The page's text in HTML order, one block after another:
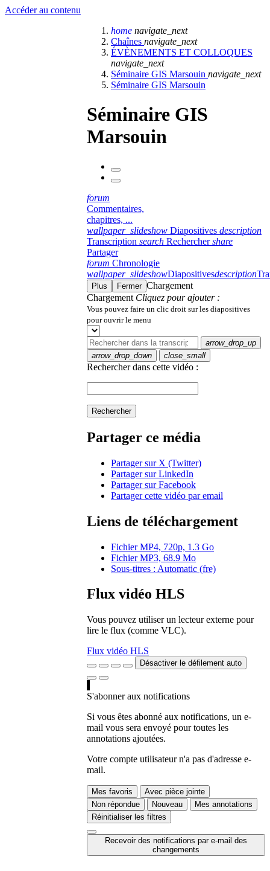
Accéder au contenu
home navigate_next
Chaînes navigate_next
ÉVÈNEMENTS ET COLLOQUES
navigate_next
Séminaire GIS Marsouin navigate_next
Séminaire GIS Marsouin
Séminaire GIS
Marsouin
forum
Commentaires,
chapitres, ...
wallpaper_slideshow Diapositives description
Transcription search Rechercher share
Partager
forum Chronologie
wallpaper_slideshowDiapositivesdescription
Plus Fermer Chargement
Chargement Cliquez pour ajouter :
Vous pouvez faire un clic droit sur les diapositives
pour ouvrir le menu
arrow_drop_up
arrow_drop_down
close_small
Rechercher dans cette vidéo :
Rechercher
Partager ce média
Partager sur X (Twitter)
Partager sur LinkedIn
Partager sur Facebook
Partager cette vidéo par email
Liens de téléchargement
Fichier MP4, 720p, 1.3 Go
Fichier MP3, 68.9 Mo
Sous-titres : Automatic (fre)
Flux vidéo HLS
Vous pouvez utiliser un lecteur externe pour
lire le flux (comme VLC).
Flux vidéo HLS
Désactiver le défilement auto
S'abonner aux notifications
Si vous êtes abonné aux notifications, un e-
mail vous sera envoyé pour toutes les
annotations ajoutées.
Votre compte utilisateur n'a pas d'adresse e-
mail.
Mes favoris
Avec pièce jointe
Non répondue
Nouveau
Mes annotations
Réinitialiser les filtres
Recevoir des notifications par e-mail des
changements